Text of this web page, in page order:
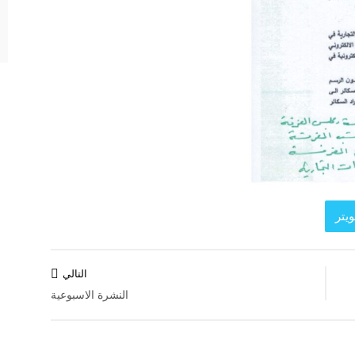
التالي
النشرة الاسبوعية